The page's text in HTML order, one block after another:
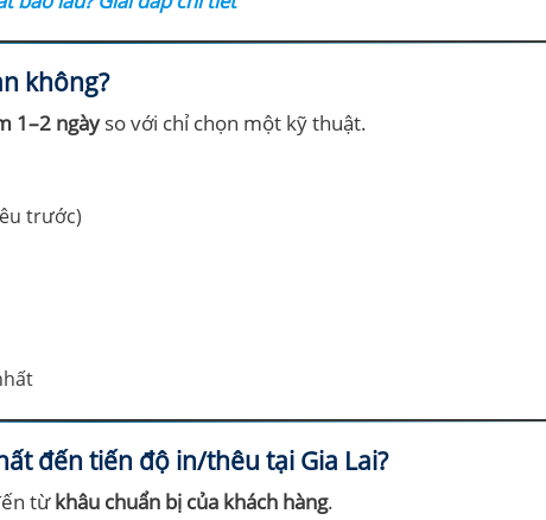
không?
1–2 ngàyso với chỉ chọn một kỹ thuật.
trước)
đến tiến độ in/thêu tại Gia Lai?
từkhâu chuẩn bị của khách hàng.